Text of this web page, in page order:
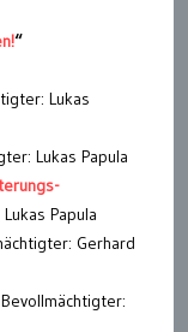
“
Lukas
Lukas Papula
Papula
Gerhard
Bevollmächtigter: